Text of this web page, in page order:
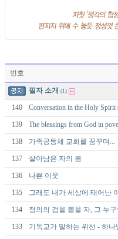
번호
필자 소개 (1)
140 Conversation in the Holy
139 The blessings from God in
138 가족공동체 교회를 꿈꾸며...
137 살아남은 자의 봄
136 나쁜 이웃
135 그래도 내가 세상에 태어난
134 정의의 검을 뽑을 자, 그 누구
133 기독교가 말하는 위선 - 하